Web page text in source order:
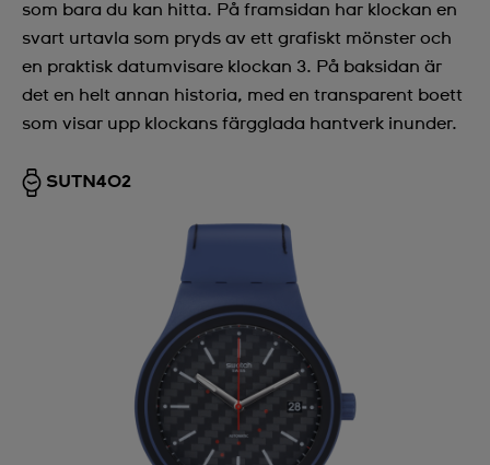
som bara du kan hitta. På framsidan har klockan en
svart urtavla som pryds av ett grafiskt mönster och
en praktisk datumvisare klockan 3. På baksidan är
det en helt annan historia, med en transparent boett
som visar upp klockans färgglada hantverk inunder.
SUTN402